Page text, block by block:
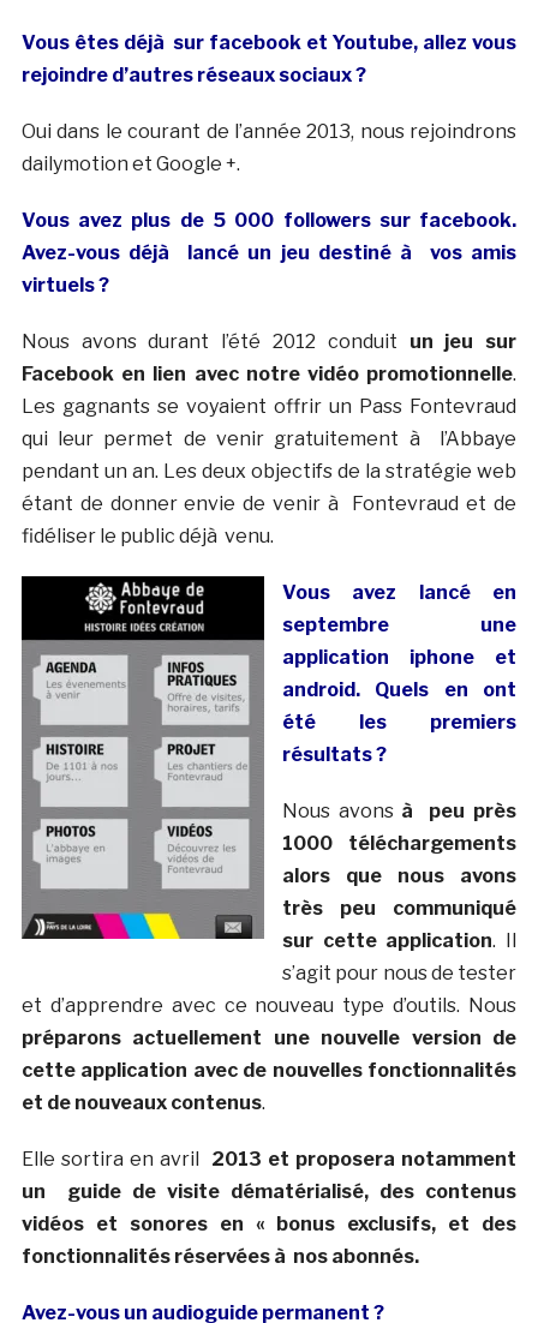
Vous êtes déjà sur facebook et Youtube, allez vous
rejoindre d’autres réseaux sociaux ?
Oui dans le courant de l’année 2013, nous rejoindrons
dailymotion et Google +.
Vous avez plus de 5 000 followers sur facebook.
Avez-vous déjà lancé un jeu destiné à vos amis
virtuels ?
Nous avons durant l’été 2012 conduit un jeu sur
Facebook en lien avec notre vidéo promotionnelle.
Les gagnants se voyaient offrir un Pass Fontevraud
qui leur permet de venir gratuitement à l’Abbaye
pendant un an. Les deux objectifs de la stratégie web
étant de donner envie de venir à Fontevraud et de
fidéliser le public déjà venu.
Vous avez lancé en
septembre une
application iphone et
android. Quels en ont
été les premiers
résultats ?
Nous avons à peu près
1000 téléchargements
alors que nous avons
très peu communiqué
sur cette application. Il
s’agit pour nous de tester
et d’apprendre avec ce nouveau type d’outils. Nous
préparons actuellement une nouvelle version de
cette application avec de nouvelles fonctionnalités
et de nouveaux contenus.
Elle sortira en avril
2013 et proposera notamment
un guide de visite dématérialisé, des contenus
vidéos et sonores en « bonus exclusifs, et des
fonctionnalités réservées à nos abonnés.
Avez-vous un audioguide permanent ?